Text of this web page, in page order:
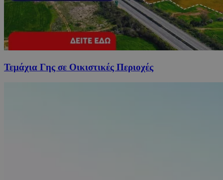
Τεμάχια Γης σε Οικιστικές Περιοχές